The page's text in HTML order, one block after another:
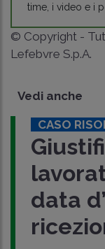
time, i video e i
© Copyright -
Lefebvre S.p.A.
Vedi anche
CASO
data